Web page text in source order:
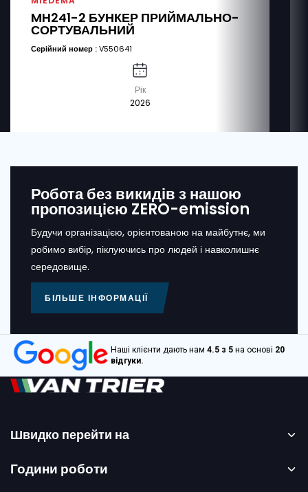
MH241-2 БУНКЕР ПРИЙМАЛЬНО-
СОРТУВАЛЬНИЙ
Серійний номер :V550641
Рік
2026
Робота без викидів з нашою
пропозицією ZERO-emission
Будучи організацією, орієнтованою на майбутнє, ми
робимо вибір, піклуючись про людей і навколишнє
середовище.
БІЛЬШЕ ІНФОРМАЦІЇ
Наші клієнти дають нам 4.5 з 5 на основі 20
відгуки.
Швидко перейти на
Головна сторінка
Години роботи